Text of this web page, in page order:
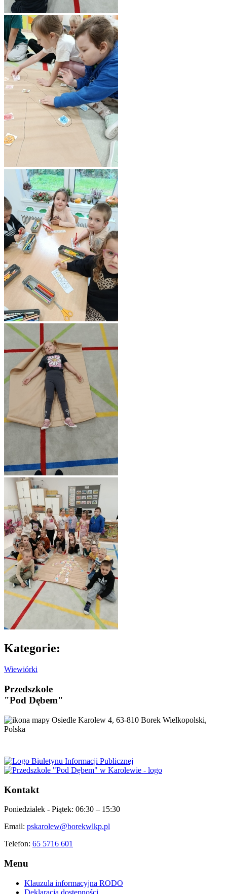
Kategorie:
Wiewiórki
Przedszkole
"Pod Dębem"
Osiedle Karolew 4, 63-810 Borek Wielkopolski,
Polska
Kontakt
Poniedziałek - Piątek: 06:30 – 15:30
Email: pskarolew@borekwlkp.pl
Telefon: 65 5716 601
Menu
Klauzula informacyjna RODO
Deklaracja dostępności